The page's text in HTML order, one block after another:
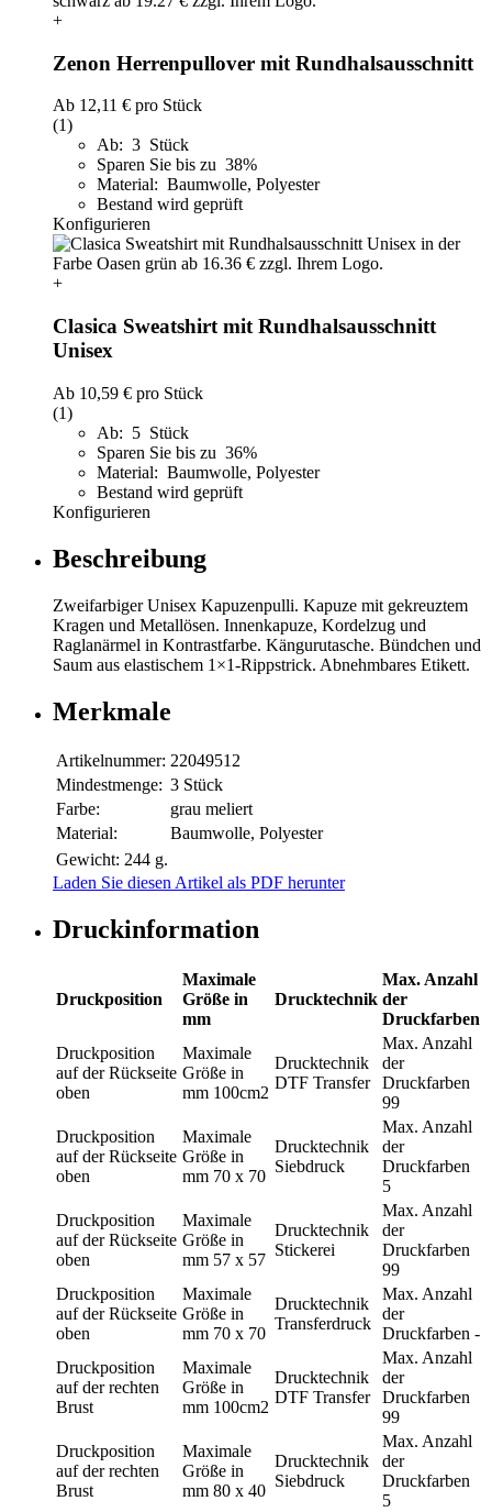
+
Zenon Herrenpullover mit Rundhalsausschnitt
Ab 12,11 € pro Stück
(1)
Ab: 3 Stück
Sparen Sie bis zu 38%
Material: Baumwolle, Polyester
Bestand wird geprüft
Konfigurieren
+
Clasica Sweatshirt mit Rundhalsausschnitt
Unisex
Ab 10,59 € pro Stück
(1)
Ab: 5 Stück
Sparen Sie bis zu 36%
Material: Baumwolle, Polyester
Bestand wird geprüft
Konfigurieren
Beschreibung
Zweifarbiger Unisex Kapuzenpulli. Kapuze mit gekreuztem
Kragen und Metallösen. Innenkapuze, Kordelzug und
Raglanärmel in Kontrastfarbe. Kängurutasche. Bündchen und
Saum aus elastischem 1×1-Rippstrick. Abnehmbares Etikett.
Merkmale
Artikelnummer: 22049512
Mindestmenge: 3 Stück
Farbe:
grau meliert
Material:
Baumwolle, Polyester
Gewicht: 244 g.
Laden Sie diesen Artikel als PDF herunter
Druckinformation
Druckposition
Maximale
Größe in
mm
Drucktechnik
Max. Anzahl
der
Druckfarben
Druckposition
auf der Rückseite
oben
Maximale
Größe in
mm 100cm2
Drucktechnik
DTF Transfer
Max. Anzahl
der
Druckfarben
99
Druckposition
auf der Rückseite
oben
Maximale
Größe in
mm 70 x 70
Drucktechnik
Siebdruck
Max. Anzahl
der
Druckfarben
5
Druckposition
auf der Rückseite
oben
Maximale
Größe in
mm 57 x 57
Drucktechnik
Stickerei
Max. Anzahl
der
Druckfarben
99
Druckposition
auf der Rückseite
oben
Maximale
Größe in
mm 70 x 70
Drucktechnik
Transferdruck
Max. Anzahl
der
Druckfarben -
Druckposition
auf der rechten
Brust
Maximale
Größe in
mm 100cm2
Drucktechnik
DTF Transfer
Max. Anzahl
der
Druckfarben
99
Druckposition
auf der rechten
Brust
Maximale
Größe in
mm 80 x 40
Drucktechnik
Siebdruck
Max. Anzahl
der
Druckfarben
5